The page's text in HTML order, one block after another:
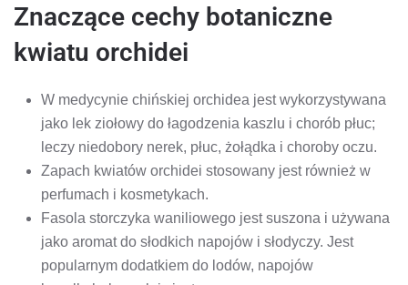
Znaczące cechy botaniczne
kwiatu orchidei
W medycynie chińskiej orchidea jest wykorzystywana
jako lek ziołowy do łagodzenia kaszlu i chorób płuc;
leczy niedobory nerek, płuc, żołądka i choroby oczu.
Zapach kwiatów orchidei stosowany jest również w
perfumach i kosmetykach.
Fasola storczyka waniliowego jest suszona i używana
jako aromat do słodkich napojów i słodyczy. Jest
popularnym dodatkiem do lodów, napojów